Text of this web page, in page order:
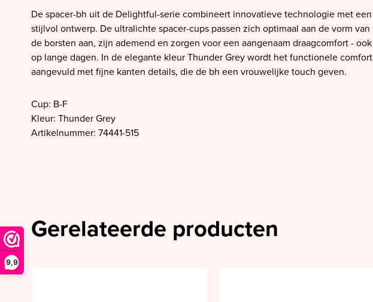
9,9
SALE PrimaDonna Twist
SALE PrimaDonna Swim
SALE Ten Cate
De spacer-bh uit de Delightful-serie combineert innovatieve technologie met een
stijlvol ontwerp. De ultralichte spacer-cups passen zich optimaal aan de vorm van
de borsten aan, zijn ademend en zorgen voor een aangenaam draagcomfort - ook
op lange dagen. In de elegante kleur Thunder Grey wordt het functionele comfort
aangevuld met fijne kanten details, die de bh een vrouwelijke touch geven.
Cup: B-F
Kleur: Thunder Grey
Artikelnummer: 74441-515
Gerelateerde producten